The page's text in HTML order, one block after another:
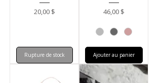
Prix
20,00 $
Rupture de stock
Prix
46,00 $
Ajouter au panier